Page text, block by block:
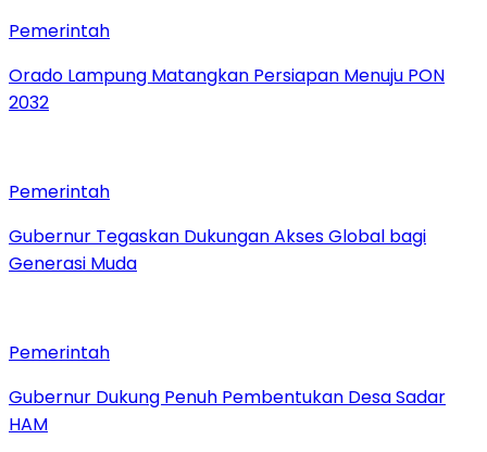
Pemerintah
Orado Lampung Matangkan Persiapan Menuju PON
2032
Pemerintah
Gubernur Tegaskan Dukungan Akses Global bagi
Generasi Muda
Pemerintah
Gubernur Dukung Penuh Pembentukan Desa Sadar
HAM